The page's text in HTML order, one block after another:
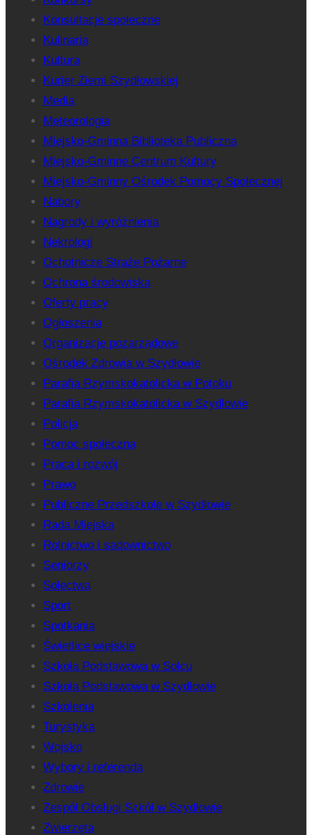
Konsultacje społeczne
Kulinaria
Kultura
Kurier Ziemi Szydłowskiej
Media
Meteorologia
Miejsko-Gminna Biblioteka Publiczna
Miejsko-Gminne Centrum Kultury
Miejsko-Gminny Ośrodek Pomocy Społecznej
Nabory
Nagrody i wyróżnienia
Nekrologi
Ochotnicze Straże Pożarne
Ochrona środowiska
Oferty pracy
Ogłoszenia
Organizacje pozarządowe
Ośrodek Zdrowia w Szydłowie
Parafia Rzymskokatolicka w Potoku
Parafia Rzymskokatolicka w Szydłowie
Policja
Pomoc społeczna
Praca i rozwój
Prawo
Publiczne Przedszkole w Szydłowie
Rada Miejska
Rolnictwo i sadownictwo
Seniorzy
Sołectwa
Sport
Spotkania
Świetlice wiejskie
Szkoła Podstawowa w Solcu
Szkoła Podstawowa w Szydłowie
Szkolenia
Turystyka
Wojsko
Wybory i referenda
Zdrowie
Zespół Obsługi Szkół w Szydłowie
Zwierzęta